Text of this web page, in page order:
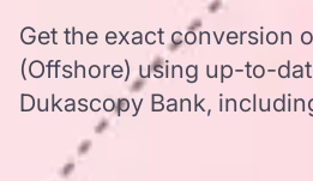
Get the exact conversion
(Offshore) using up-to-
Dukascopy Bank,